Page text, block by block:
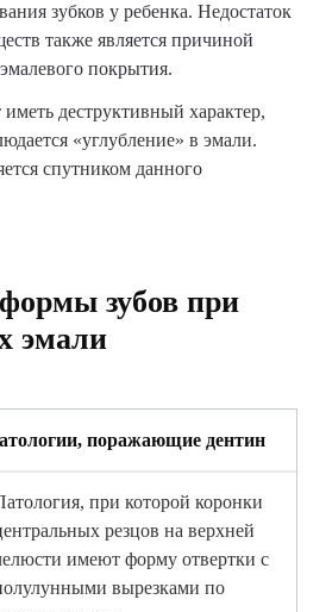
зубков у ребенка. Недостаток
также является причиной
покрытия.
деструктивный характер,
«углубление» в эмали.
спутником данного
зубов при
эмали
поражающие дентин
при которой коронки
резцов на верхней
имеют форму отвертки с
вырезками по